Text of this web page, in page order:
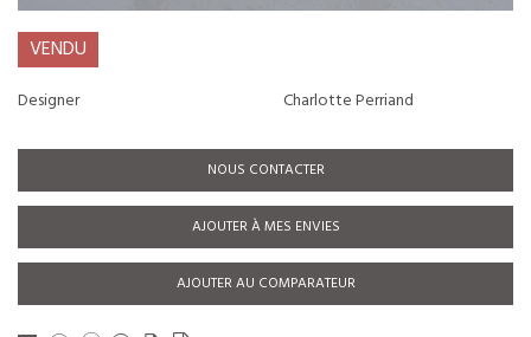
VENDU
Designer Charlotte Perriand
NOUS CONTACTER
AJOUTER À MES ENVIES
AJOUTER AU COMPARATEUR